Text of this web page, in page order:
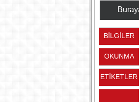
BİLGİLER
OKUNMA
ETİKETLER